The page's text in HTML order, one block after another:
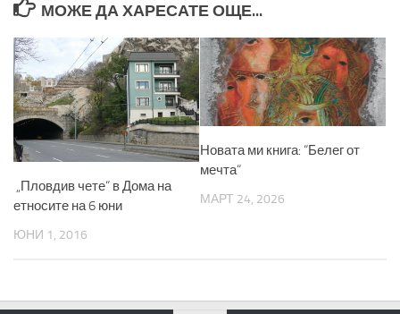
МОЖЕ ДА ХАРЕСАТЕ ОЩЕ...
„Пловдив чете“ в Дома на
етносите на 6 юни
ЮНИ 1, 2016
Новата ми книга: “Белег от
мечта“
МАРТ 24, 2026